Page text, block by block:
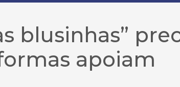
blusinhas”
apoiam